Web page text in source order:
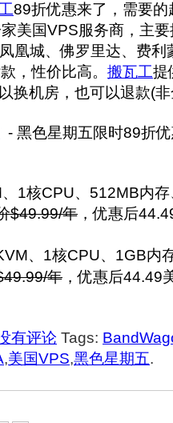
89折优惠来了，需要的
美国VPS服务商，主
凰城、佛罗里达、费利
，性价比高。 搬瓦工提
换机房，也可以退款(
- 黑色星期五限时89折
1核CPU、512MB内
$49.99/年 ，优惠后
、1核CPU、1GB内
年 ，优惠后44.49
有评论 Tags:
,美国VPS,黑色星期五.